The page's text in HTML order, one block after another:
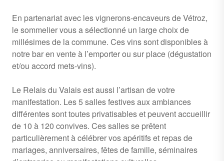
En partenariat avec les vignerons-encaveurs de Vétroz,
le sommelier vous a sélectionné un large choix de
millésimes de la commune. Ces vins sont disponibles à
notre bar en vente à l’emporter ou sur place (dégustation
et/ou accord mets-vins).
Le Relais du Valais est aussi l’artisan de votre
manifestation. Les 5 salles festives aux ambiances
différentes sont toutes privatisables et peuvent accueillir
de 10 à 120 convives. Ces salles se prêtent
particulièrement à célébrer vos apéritifs et repas de
mariages, anniversaires, fêtes de famille, séminaires